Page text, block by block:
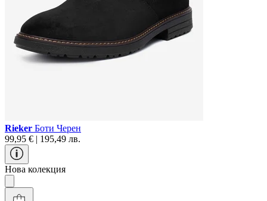
Rieker Боти Черен
99,95 € | 195,49 лв.
Нова колекция